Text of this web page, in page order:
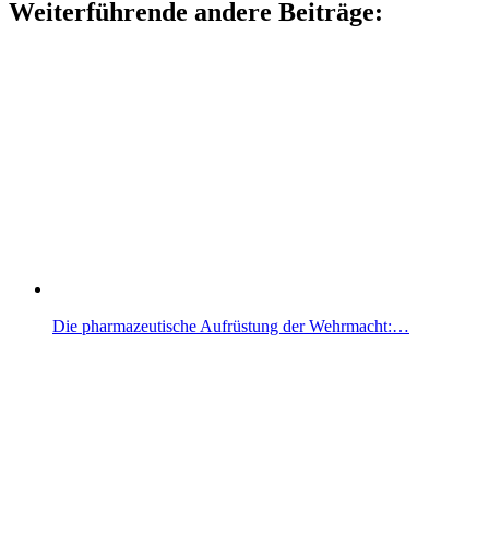
Weiterführende andere Beiträge:
Die pharmazeutische Aufrüstung der Wehrmacht:…